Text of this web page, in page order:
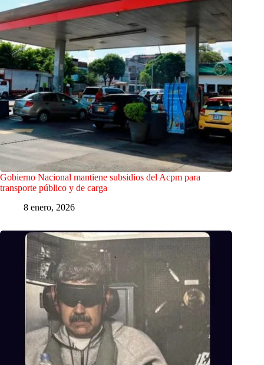
Gobierno Nacional mantiene subsidios del Acpm para
transporte público y de carga
8 enero, 2026